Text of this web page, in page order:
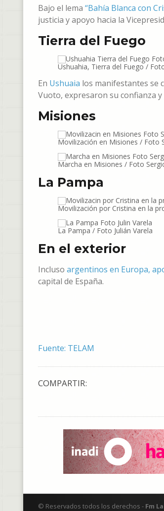
Bajo el lema “Bahía Blanca con
justicia y apoyo hacia la
Tierra del Fuego
Ushuahia, Tierra del Fuego /
En Ushuaia los manifestantes se
Vuoto, expresaron su confianza
Misiones
Movilización en Misiones / Foto
Marcha en Misiones / Foto
La Pampa
Movilización por Cristina en la
La Pampa / Foto Julián Varela
En el exterior
Incluso argentinos en Europa,
capital de España.
Fuente: TELAM
COMPARTIR:
© Reservados todos los derechos - Fm